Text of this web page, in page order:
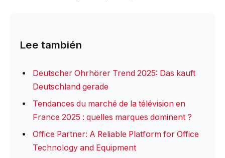
Lee también
Deutscher Ohrhörer Trend 2025: Das kauft
Deutschland gerade
Tendances du marché de la télévision en
France 2025 : quelles marques dominent ?
Office Partner: A Reliable Platform for Office
Technology and Equipment